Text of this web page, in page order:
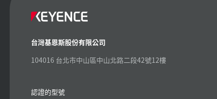
台灣基恩斯股份有限公司
104016 台北市中山區中山北路二段42號12樓
認證的型號